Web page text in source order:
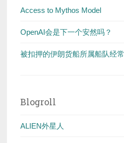
Access to Mythos Model
OpenAI会是下一个安然吗？
被扣押的伊朗货船所属船队经
Blogroll
ALIEN外星人